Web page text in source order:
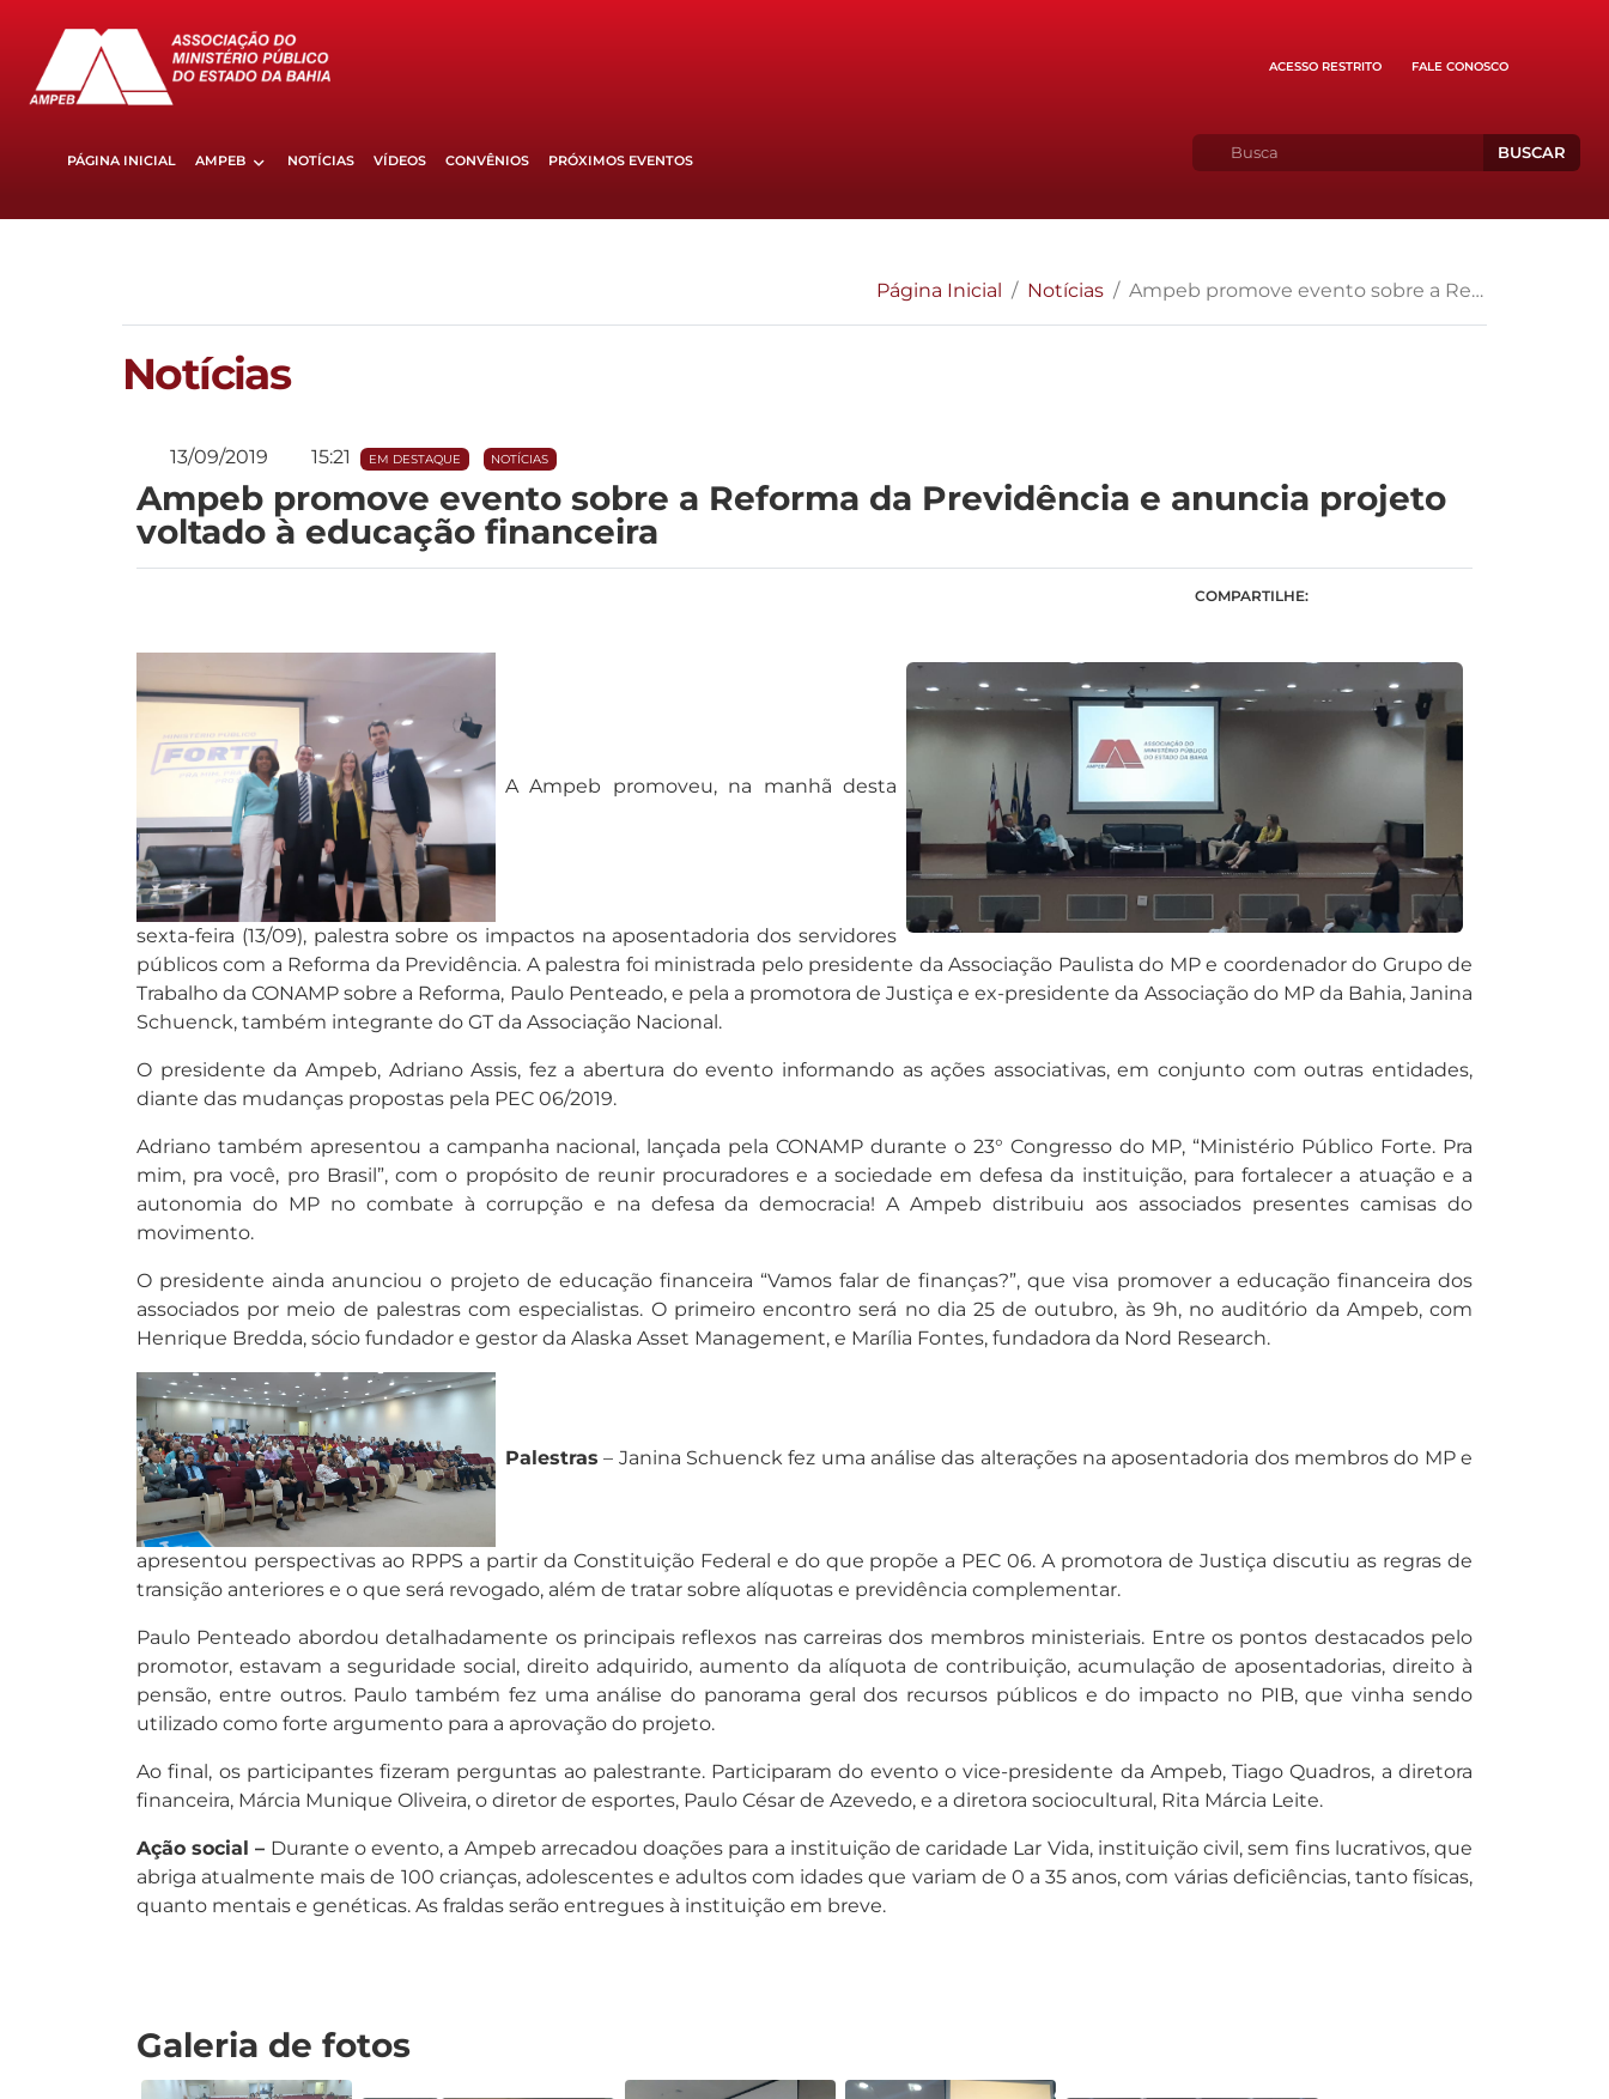
ACESSO RESTRITO FALE CONOSCO
PÁGINA INICIAL AMPEB NOTÍCIAS VÍDEOS CONVÊNIOS PRÓXIMOS EVENTOS BUSCAR
Página Inicial Notícias Ampeb promove evento sobre a Reforma da Previdência e anuncia projeto voltado à educação financeira
Notícias
13/09/2019 15:21 EM DESTAQUE NOTÍCIAS
Ampeb promove evento sobre a Reforma da Previdência e anuncia projeto
voltado à educação financeira
COMPARTILHE:
A Ampeb promoveu, na manhã desta
sexta-feira (13/09), palestra sobre os impactos na aposentadoria dos servidores
públicos com a Reforma da Previdência. A palestra foi ministrada pelo presidente da Associação Paulista do MP e coordenador do Grupo de
Trabalho da CONAMP sobre a Reforma, Paulo Penteado, e pela a promotora de Justiça e ex-presidente da Associação do MP da Bahia, Janina
Schuenck, também integrante do GT da Associação Nacional.
O presidente da Ampeb, Adriano Assis, fez a abertura do evento informando as ações associativas, em conjunto com outras entidades,
diante das mudanças propostas pela PEC 06/2019.
Adriano também apresentou a campanha nacional, lançada pela CONAMP durante o 23° Congresso do MP, “Ministério Público Forte. Pra
mim, pra você, pro Brasil”, com o propósito de reunir procuradores e a sociedade em defesa da instituição, para fortalecer a atuação e a
autonomia do MP no combate à corrupção e na defesa da democracia! A Ampeb distribuiu aos associados presentes camisas do
movimento.
O presidente ainda anunciou o projeto de educação financeira “Vamos falar de finanças?”, que visa promover a educação financeira dos
associados por meio de palestras com especialistas. O primeiro encontro será no dia 25 de outubro, às 9h, no auditório da Ampeb, com
Henrique Bredda, sócio fundador e gestor da Alaska Asset Management, e Marília Fontes, fundadora da Nord Research.
Palestras – Janina Schuenck fez uma análise das alterações na aposentadoria dos membros do MP e
apresentou perspectivas ao RPPS a partir da Constituição Federal e do que propõe a PEC 06. A promotora de Justiça discutiu as regras de
transição anteriores e o que será revogado, além de tratar sobre alíquotas e previdência complementar.
Paulo Penteado abordou detalhadamente os principais reflexos nas carreiras dos membros ministeriais. Entre os pontos destacados pelo
promotor, estavam a seguridade social, direito adquirido, aumento da alíquota de contribuição, acumulação de aposentadorias, direito à
pensão, entre outros. Paulo também fez uma análise do panorama geral dos recursos públicos e do impacto no PIB, que vinha sendo
utilizado como forte argumento para a aprovação do projeto.
Ao final, os participantes fizeram perguntas ao palestrante. Participaram do evento o vice-presidente da Ampeb, Tiago Quadros, a diretora
financeira, Márcia Munique Oliveira, o diretor de esportes, Paulo César de Azevedo, e a diretora sociocultural, Rita Márcia Leite.
Ação social – Durante o evento, a Ampeb arrecadou doações para a instituição de caridade Lar Vida, instituição civil, sem fins lucrativos, que
abriga atualmente mais de 100 crianças, adolescentes e adultos com idades que variam de 0 a 35 anos, com várias deficiências, tanto físicas,
quanto mentais e genéticas. As fraldas serão entregues à instituição em breve.
Galeria de fotos